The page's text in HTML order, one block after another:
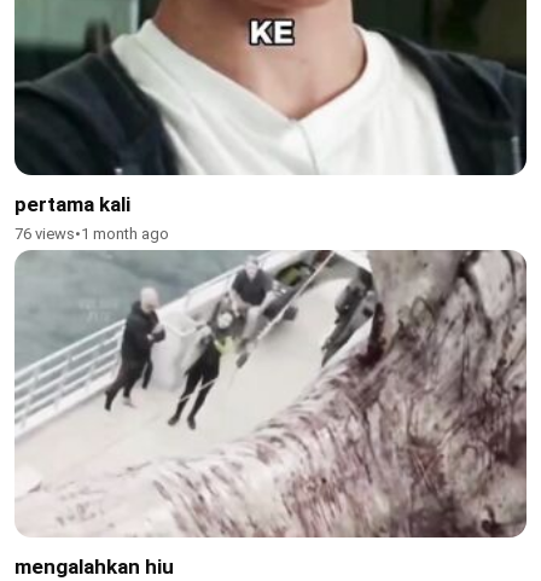
pertama kali
76 views•1 month ago
mengalahkan hiu